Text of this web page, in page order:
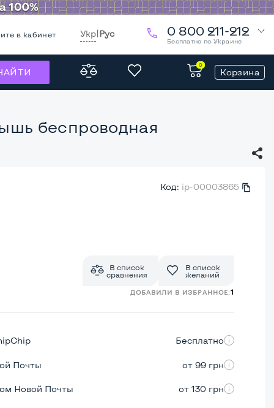
в кабинет Укр|Рус 0 800 211-212
Бесплатно по Украине
0
Корзина
беспроводная
Код: ip-00003865
В список
сравнения
В список
желаний
ДОБАВИЛИ В ИЗБРАННОЕ:1
Бесплатно
Почты от 99 грн
Новой Почты от 130 грн